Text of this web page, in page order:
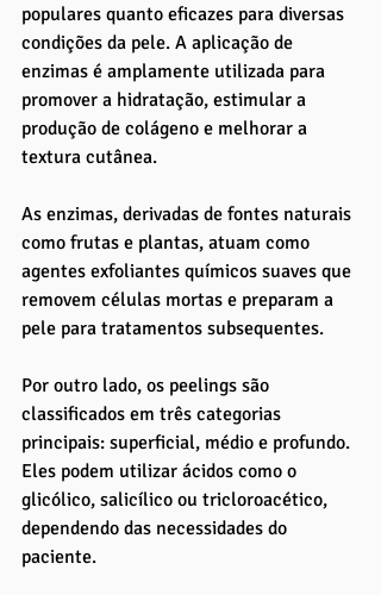
populares quanto eficazes para diversas
condições da pele. A aplicação de
enzimas é amplamente utilizada para
promover a hidratação, estimular a
produção de colágeno e melhorar a
textura cutânea.
As enzimas, derivadas de fontes naturais
como frutas e plantas, atuam como
agentes exfoliantes químicos suaves que
removem células mortas e preparam a
pele para tratamentos subsequentes.
Por outro lado, os peelings são
classificados em três categorias
principais: superficial, médio e profundo.
Eles podem utilizar ácidos como o
glicólico, salicílico ou tricloroacético,
dependendo das necessidades do
paciente.